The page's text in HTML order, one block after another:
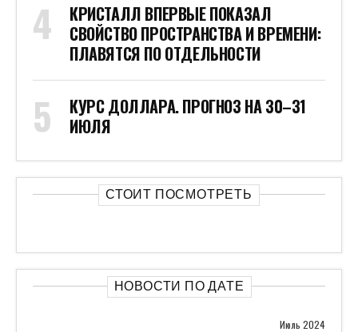
КРИСТАЛЛ ВПЕРВЫЕ ПОКАЗАЛ
СВОЙСТВО ПРОСТРАНСТВА И ВРЕМЕНИ:
ПЛАВЯТСЯ ПО ОТДЕЛЬНОСТИ
КУРС ДОЛЛАРА. ПРОГНОЗ НА 30–31
ИЮЛЯ
СТОИТ ПОСМОТРЕТЬ
НОВОСТИ ПО ДАТЕ
Июль 2024